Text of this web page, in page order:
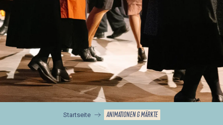
Startseite ANIMATIONEN & MÄRKTE